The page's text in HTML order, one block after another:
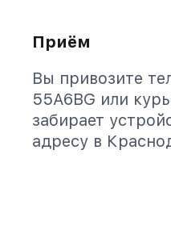
Приём
Вы привозите
55A6BG или
забирает
адресу в